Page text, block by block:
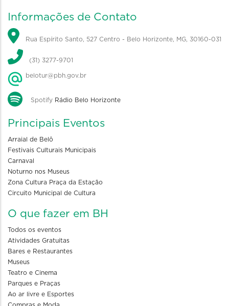
Informações de Contato
Rua Espírito Santo, 527 Centro - Belo Horizonte, MG, 30160-031
(31) 3277-9701
belotur@pbh.gov.br
Spotify Rádio Belo Horizonte
Principais Eventos
Arraial de Belô
Festivais Culturais Municipais
Carnaval
Noturno nos Museus
Zona Cultura Praça da Estação
Circuito Municipal de Cultura
O que fazer em BH
Todos os eventos
Atividades Gratuitas
Bares e Restaurantes
Museus
Teatro e Cinema
Parques e Praças
Ao ar livre e Esportes